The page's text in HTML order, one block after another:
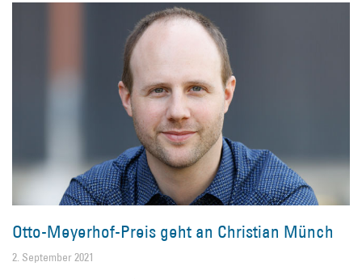
Otto-Meyerhof-Preis geht an Christian Münch
2. September 2021